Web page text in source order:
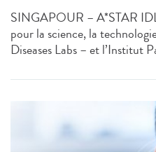
SINGAPOUR – A*STAR
pour la science, la
Diseases Labs – et l’Institut